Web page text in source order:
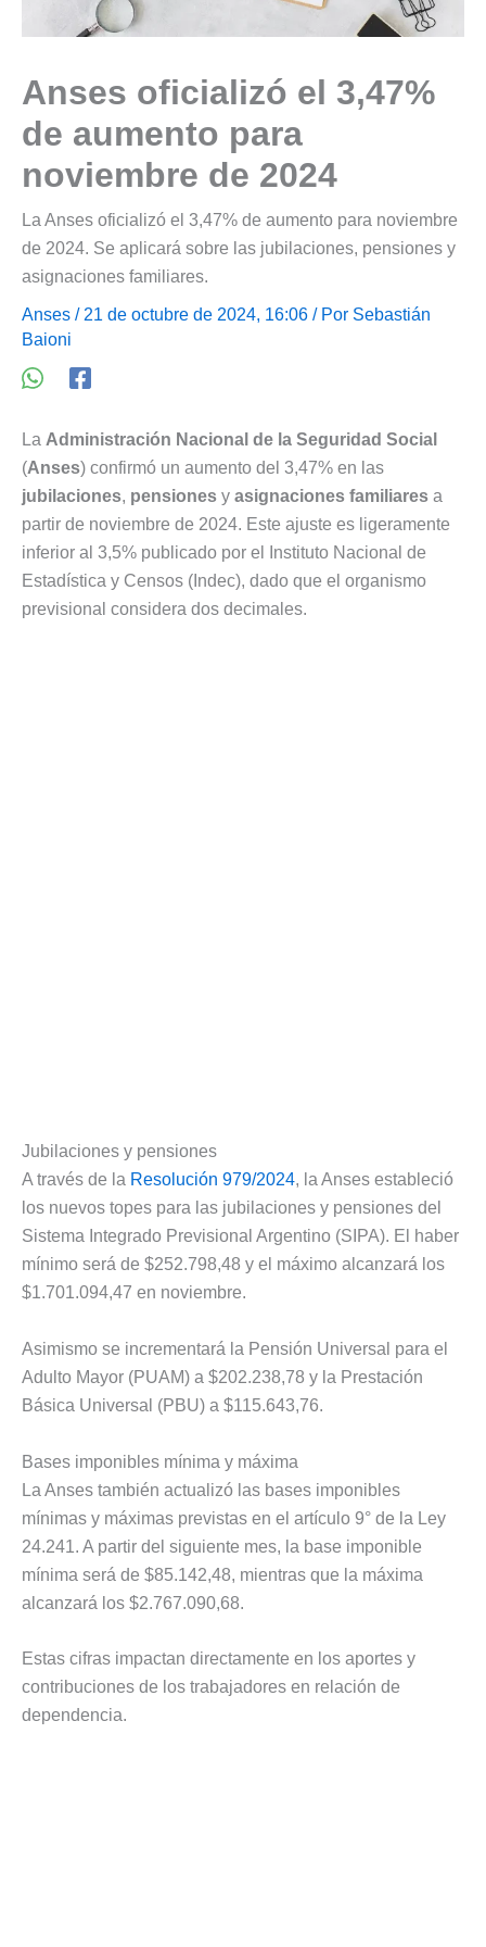
Anses oficializó el 3,47%
de aumento para
noviembre de 2024
La Anses oficializó el 3,47% de aumento para noviembre
de 2024. Se aplicará sobre las jubilaciones, pensiones y
asignaciones familiares.
Anses / 21 de octubre de 2024, 16:06 / Por Sebastián
Baioni
La Administración Nacional de la Seguridad Social
(Anses) confirmó un aumento del 3,47% en las
jubilaciones, pensiones y asignaciones familiares a
partir de noviembre de 2024. Este ajuste es ligeramente
inferior al 3,5% publicado por el Instituto Nacional de
Estadística y Censos (Indec), dado que el organismo
previsional considera dos decimales.
Jubilaciones y pensiones
A través de la Resolución 979/2024, la Anses estableció
los nuevos topes para las jubilaciones y pensiones del
Sistema Integrado Previsional Argentino (SIPA). El haber
mínimo será de $252.798,48 y el máximo alcanzará los
$1.701.094,47 en noviembre.
Asimismo se incrementará la Pensión Universal para el
Adulto Mayor (PUAM) a $202.238,78 y la Prestación
Básica Universal (PBU) a $115.643,76.
Bases imponibles mínima y máxima
La Anses también actualizó las bases imponibles
mínimas y máximas previstas en el artículo 9° de la Ley
24.241. A partir del siguiente mes, la base imponible
mínima será de $85.142,48, mientras que la máxima
alcanzará los $2.767.090,68.
Estas cifras impactan directamente en los aportes y
contribuciones de los trabajadores en relación de
dependencia.